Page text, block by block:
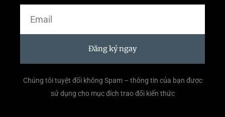
Đăng ký ngay
Chúng tôi tuyệt đối không Spam – thông tin của bạn được
sử dụng cho mục đích trao đổi kiến thức